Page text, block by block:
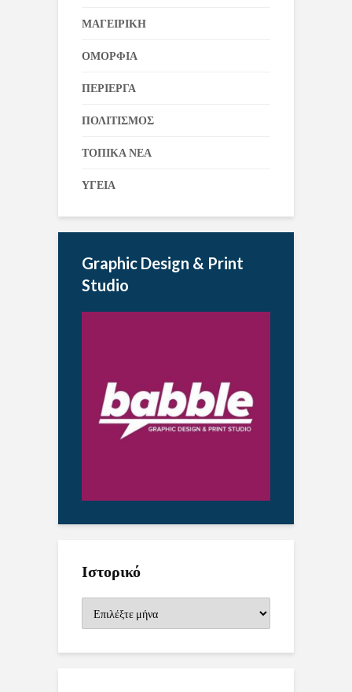
ΜΑΓΕΙΡΙΚΗ
ΟΜΟΡΦΙΑ
ΠΕΡΙΕΡΓΑ
ΠΟΛΙΤΙΣΜΟΣ
ΤΟΠΙΚΑ ΝΕΑ
ΥΓΕΙΑ
Graphic Design & Print
Studio
Ιστορικό